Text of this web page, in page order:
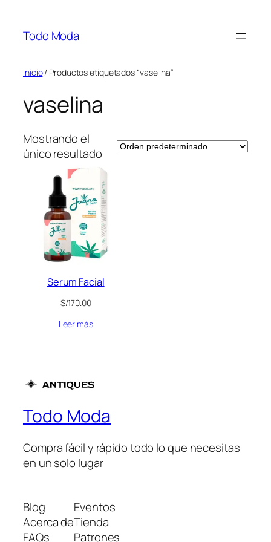
contenido
Todo Moda
Inicio/ Productos etiquetados “vaselina”
vaselina
Mostrando el
único resultado
Serum Facial
S/170.00
Leer más
Todo Moda
Compra fácil y rápido todo lo que necesitas
en un solo lugar
Blog
Acerca de
FAQs
Eventos
Tienda
Patrones